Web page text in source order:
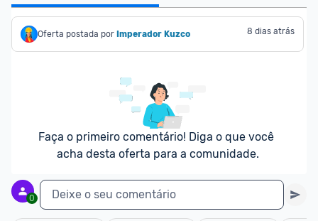
Oferta postada por Imperador Kuzco 8 dias atrás
Faça o primeiro comentário! Diga o que você
acha desta oferta para a comunidade.
0 Deixe o seu comentário